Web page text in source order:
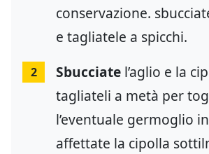
conservazione.
e tagliatele a spicchi.
2 Sbucciate l’aglio e la
tagliateli a metà per
l’eventuale germoglio
affettate la cipolla